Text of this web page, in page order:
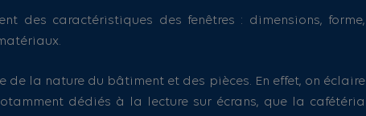
des caractéristiques des fenêtres : dimensions, forme,
de la nature du bâtiment et des pièces. En effet, on éclaire
dédiés à la lecture sur écrans, que la cafétéria